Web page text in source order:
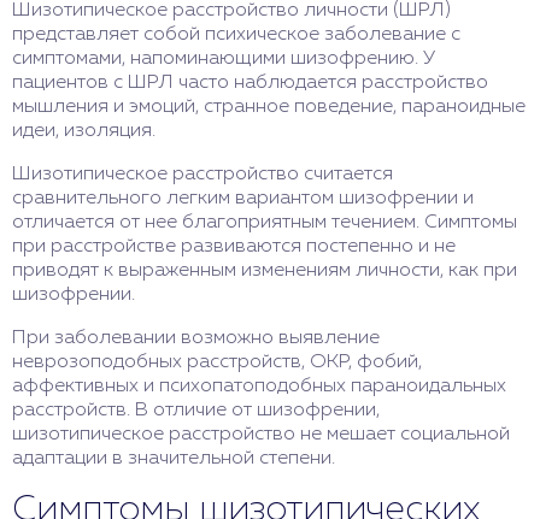
Шизотипическое расстройство личности (ШРЛ)
представляет собой психическое заболевание с
симптомами, напоминающими шизофрению. У
пациентов с ШРЛ часто наблюдается расстройство
мышления и эмоций, странное поведение, параноидные
идеи, изоляция.
Шизотипическое расстройство считается
сравнительного легким вариантом шизофрении и
отличается от нее благоприятным течением. Симптомы
при расстройстве развиваются постепенно и не
приводят к выраженным изменениям личности, как при
шизофрении.
При заболевании возможно выявление
неврозоподобных расстройств, ОКР, фобий,
аффективных и психопатоподобных параноидальных
расстройств. В отличие от шизофрении,
шизотипическое расстройство не мешает социальной
адаптации в значительной степени.
Симптомы шизотипических